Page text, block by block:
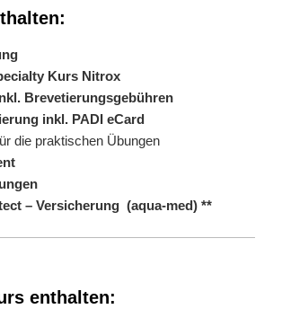
Kurs Nitrox
Brevetierungsgebühren
inkl. PADI eCard
die praktischen Übungen
– Versicherung (aqua-med) **
enthalten: